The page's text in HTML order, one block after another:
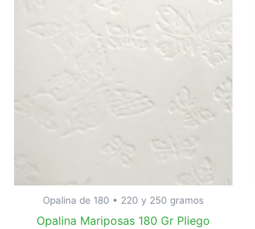
Opalina de 180 • 220 y 250 gramos
Opalina Mariposas 180 Gr Pliego